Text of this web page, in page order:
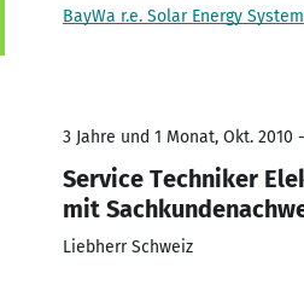
BayWa r.e. Solar Energy
3 Jahre und 1 Monat, Okt. 2010
Service Techniker
mit
Liebherr Schweiz